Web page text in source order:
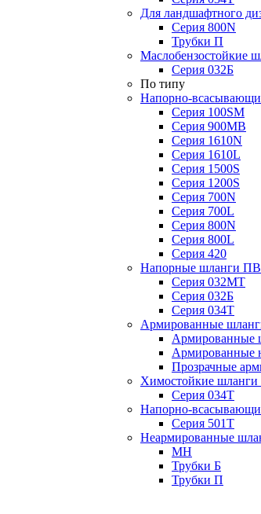
Для ландшафтного
Серия 800N
Трубки П
Маслобензостойкие
Серия 032Б
По типу
Напорно-
Серия 100SM
Серия 900MB
Серия 1610N
Серия 1610L
Серия 1500S
Серия 1200S
Серия 700N
Серия 700L
Серия 800N
Серия 800L
Серия 420
Напорные шланги
Серия 032МТ
Серия 032Б
Серия 034Т
Армированные
Армированные
Армированные
Прозрачные
Химостойкие
Серия 034Т
Напорно-
Серия 501T
Неармированные
МН
Трубки Б
Трубки П